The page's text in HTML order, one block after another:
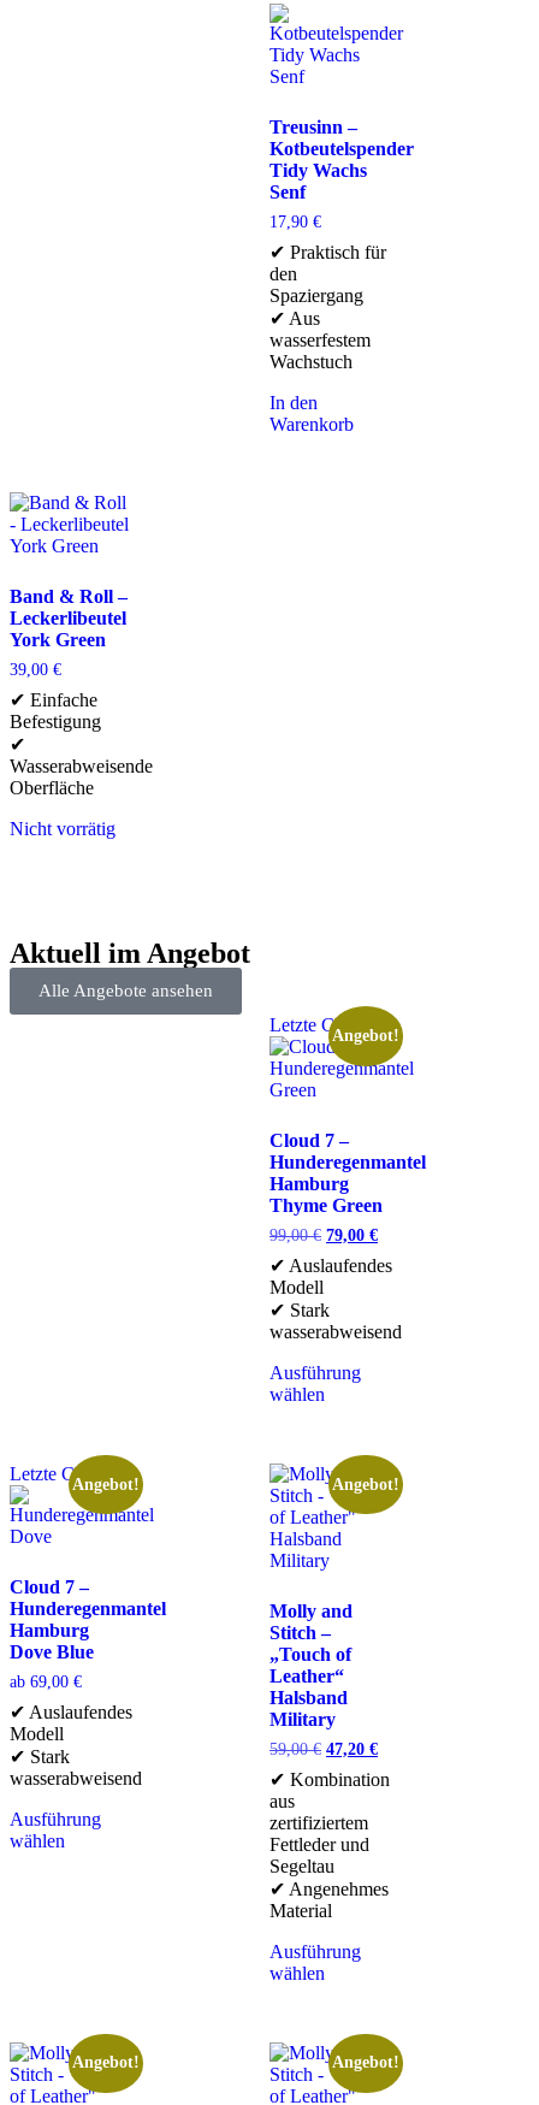
Treusinn –
Kotbeutelspender
Tidy Wachs
Senf
17,90 €
✔ Praktisch für
den
Spaziergang
✔ Aus
wasserfestem
Wachstuch
In den
Warenkorb
Band & Roll –
Leckerlibeutel
York Green
39,00 €
✔ Einfache
Befestigung
✔
Wasserabweisende
Oberfläche
Nicht vorrätig
Aktuell im Angebot
Alle Angebote ansehen
Letzte Chance
Angebot!
Cloud 7 –
Hunderegenmantel
Hamburg
Thyme Green
99,00€ 79,00 €
✔ Auslaufendes
Modell
✔ Stark
wasserabweisend
Ausführung
wählen
Letzte Chance
Angebot!
Cloud 7 –
Hunderegenmantel
Hamburg
Dove Blue
ab 69,00 €
✔ Auslaufendes
Modell
✔ Stark
wasserabweisend
Ausführung
wählen
Angebot!
Molly and
Stitch –
„Touch of
Leather“
Halsband
Military
59,00€ 47,20 €
✔ Kombination
aus
zertifiziertem
Fettleder und
Segeltau
✔ Angenehmes
Material
Ausführung
wählen
Angebot! Angebot!